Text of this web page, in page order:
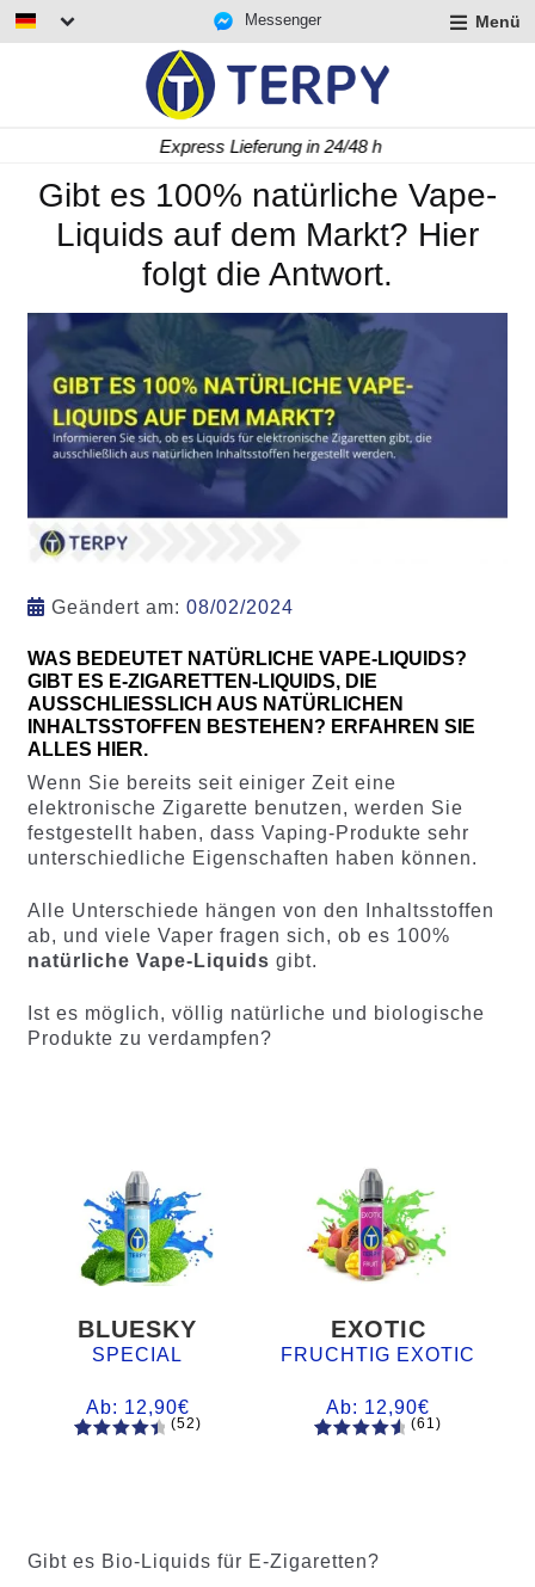
Messenger Menü
Express Lieferung in 24/48 h
Gibt es 100% natürliche Vape-
Liquids auf dem Markt? Hier
folgt die Antwort.
Geändert am: 08/02/2024
WAS BEDEUTET NATÜRLICHE VAPE-LIQUIDS?
GIBT ES E-ZIGARETTEN-LIQUIDS, DIE
AUSSCHLIESSLICH AUS NATÜRLICHEN
INHALTSSTOFFEN BESTEHEN? ERFAHREN SIE
ALLES HIER.
Wenn Sie bereits seit einiger Zeit eine
elektronische Zigarette benutzen, werden Sie
festgestellt haben, dass Vaping-Produkte sehr
unterschiedliche Eigenschaften haben können.
Alle Unterschiede hängen von den Inhaltsstoffen
ab, und viele Vaper fragen sich, ob es 100%
natürliche Vape-Liquids gibt.
Ist es möglich, völlig natürliche und biologische
Produkte zu verdampfen?
BLUESKY
SPECIAL
Ab: 12,90€
d auf
(52)
EXOTIC
FRUCHTIG EXOTIC
Ab: 12,90€
auf
(61)
Gibt es Bio-Liquids für E-Zigaretten?